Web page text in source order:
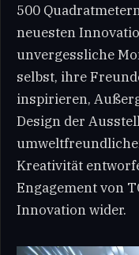
500
neuesten
unvergessliche
selbst, ihre
inspirieren,
Design der
Kreativität
Engagement von
Innovation wider.